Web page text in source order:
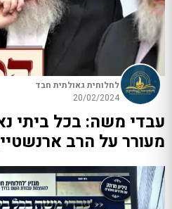
לחלוחית גאולתית חבד
20/02/2024
עבדי משה: בכל ביתי
מעורר על הרב